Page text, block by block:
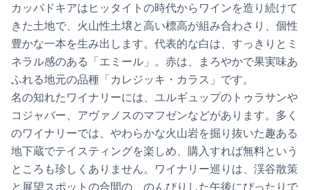
カッパドキアはヒッタイトの時代からワインを造り続けて
きた土地で、火山性土壌と高い標高が組み合わさり、個性
豊かな一本を生み出します。代表的な白は、すっきりとミ
ネラル感のある「エミール」。赤は、まろやかで果実味あ
ふれる地元の品種「カレジッキ・カラス」です。
名の知れたワイナリーには、ユルギュップのトゥラサンや
コジャバー、アヴァノスのマフゼンなどがあります。多く
のワイナリーでは、やわらかな火山岩を掘り抜いた趣ある
地下蔵でテイスティングを楽しめ、購入すれば無料という
ところも珍しくありません。ワイナリー巡りは、渓谷散策
と展望スポットの合間の、のんびりした午後にぴったりで